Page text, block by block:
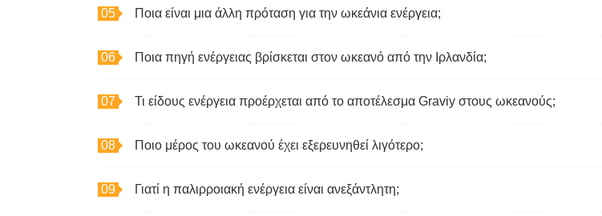
Ποια είναι μια άλλη πρόταση για την ωκεάνια ενέργεια;
Ποια πηγή ενέργειας βρίσκεται στον ωκεανό από την Ιρλανδία;
Τι είδους ενέργεια προέρχεται από το αποτέλεσμα Graviy στους ωκεανούς;
Ποιο μέρος του ωκεανού έχει εξερευνηθεί λιγότερο;
Γιατί η παλιρροιακή ενέργεια είναι ανεξάντλητη;